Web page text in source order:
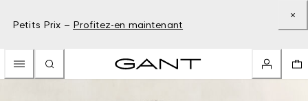
Petits Prix – Profitez-en maintenant